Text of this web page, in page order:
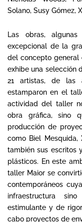
Solano, Susy Gómez,
Las obras,
excepcional de la
del concepto general
exhibe una selección
21 artistas, de las
estamparon en el
actividad del taller
obra gráfica, sino
producción de
como Biel Mesquida,
también sus escritos
plásticos. En este
taller Maior se
contemporáneos
infraestructura
estimulante y de
cabo proyectos de